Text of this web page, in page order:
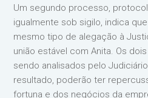
Um segundo processo,
igualmente sob sigilo, indica
mesmo tipo de alegação à
união estável com Anita. Os
sendo analisados pelo
resultado, poderão ter
fortuna e dos negócios da